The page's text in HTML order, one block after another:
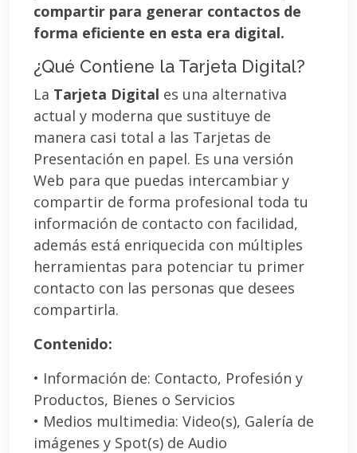
compartir para generar contactos de
forma eficiente en esta era digital.
¿Qué Contiene la Tarjeta Digital?
La Tarjeta Digital es una alternativa
actual y moderna que sustituye de
manera casi total a las Tarjetas de
Presentación en papel. Es una versión
Web para que puedas intercambiar y
compartir de forma profesional toda tu
información de contacto con facilidad,
además está enriquecida con múltiples
herramientas para potenciar tu primer
contacto con las personas que desees
compartirla.
Contenido:
• Información de: Contacto, Profesión y
Productos, Bienes o Servicios
• Medios multimedia: Video(s), Galería de
imágenes y Spot(s) de Audio